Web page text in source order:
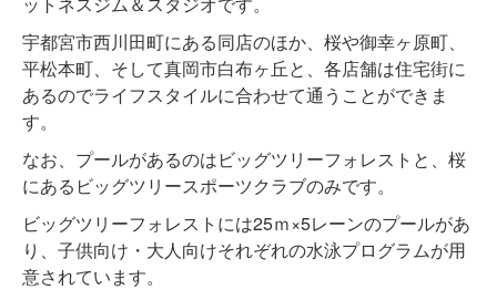
宇都宮市西川田町にある同店のほか、桜や御幸ヶ原町、
平松本町、そして真岡市白布ヶ丘と、各店舗は住宅街に
あるのでライフスタイルに合わせて通うことができま
す。
なお、プールがあるのはビッグツリーフォレストと、桜
にあるビッグツリースポーツクラブのみです。
ビッグツリーフォレストには25ｍ×5レーンのプールがあ
り、子供向け・大人向けそれぞれの水泳プログラムが用
意されています。